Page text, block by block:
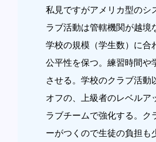
私見ですがアメリカ型のシ
ラブ活動は管轄機関が越境
学校の規模（学生数）に合
公平性を保つ。練習時間や
させる。学校のクラブ活動
オフの、上級者のレベルア
ラブチームで強化する。ク
ーがつくので生徒の負担も